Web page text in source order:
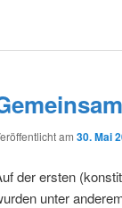
am 30. Mai
der ersten
unter